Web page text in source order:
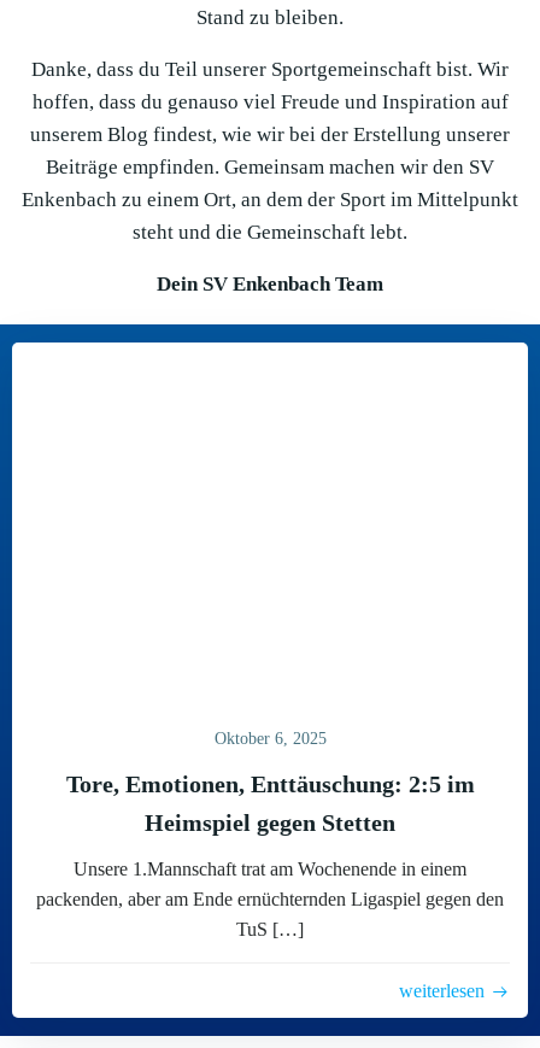
Stand zu bleiben.
Danke, dass du Teil unserer Sportgemeinschaft bist. Wir
hoffen, dass du genauso viel Freude und Inspiration auf
unserem Blog findest, wie wir bei der Erstellung unserer
Beiträge empfinden. Gemeinsam machen wir den SV
Enkenbach zu einem Ort, an dem der Sport im Mittelpunkt
steht und die Gemeinschaft lebt.
Dein SV Enkenbach Team
Oktober 6, 2025
Tore, Emotionen, Enttäuschung: 2:5 im
Heimspiel gegen Stetten
Unsere 1.Mannschaft trat am Wochenende in einem
packenden, aber am Ende ernüchternden Ligaspiel gegen den
TuS […]
weiterlesen